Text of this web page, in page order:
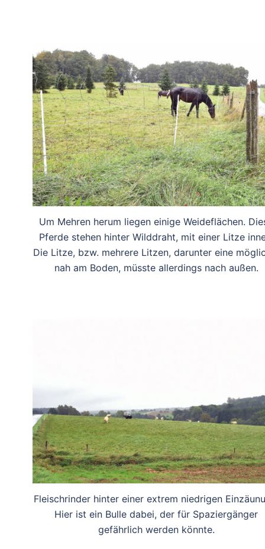
Um Mehren herum liegen einige Weideflächen.
Pferde stehen hinter Wilddraht, mit einer Litze
Die Litze, bzw. mehrere Litzen, darunter eine
nah am Boden, müsste allerdings nach außen.
Fleischrinder hinter einer extrem niedrigen
Hier ist ein Bulle dabei, der für Spaziergänger
gefährlich werden könnte.